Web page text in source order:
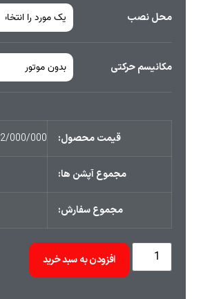
محل نصب
مکانیسم حرکتی
قیمت محصول: 2/000/000
مجموع آپشن ها:
مجموع سفارش:
افزودن به سبد خرید